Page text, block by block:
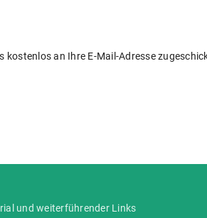
an Ihre E-Mail-Adresse
und weiterführender Links